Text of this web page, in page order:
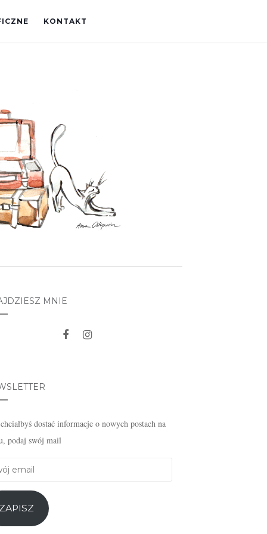
KONTAKT
MNIE
dostać informacje o nowych postach na
podaj swój mail
ZAPISZ